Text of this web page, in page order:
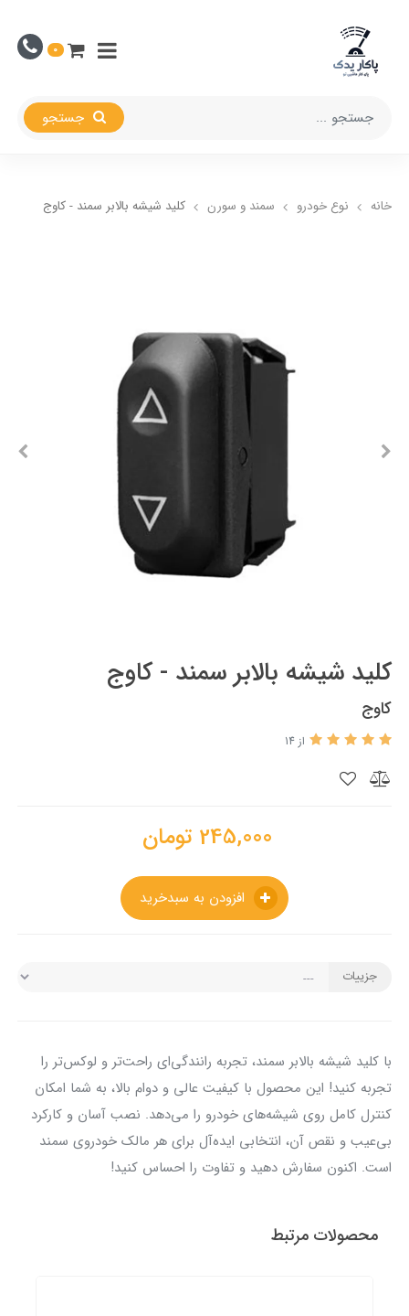
0
خانه نوع خودرو سمند و سورن کلید شیشه بالابر سمند - کاوج
کلید شیشه بالابر سمند - کاوج
کاوج
از 14
245,000 تومان
جزییات
با کلید شیشه بالابر سمند، تجربه رانندگی‌ای راحت‌تر و لوکس‌تر را
تجربه کنید! این محصول با کیفیت عالی و دوام بالا، به شما امکان
کنترل کامل روی شیشه‌های خودرو را می‌دهد. نصب آسان و کارکرد
بی‌عیب و نقص آن، انتخابی ایده‌آل برای هر مالک خودروی سمند
است. اکنون سفارش دهید و تفاوت را احساس کنید!
محصولات مرتبط